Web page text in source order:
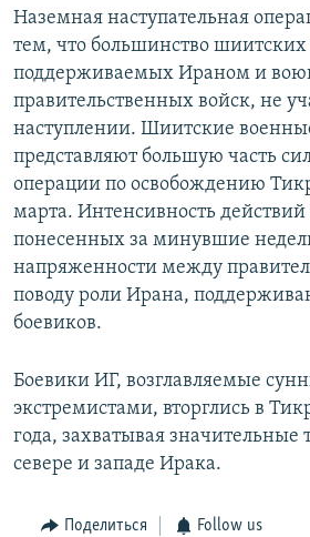
Наземная наступательная
тем, что большинство шиитских
поддерживаемых Ираном и
правительственных войск, не
наступлении. Шиитские
представляют большую часть
операции по освобождению
марта. Интенсивность действий
понесенных за минувшие
напряженности между
поводу роли Ирана,
боевиков.
Боевики ИГ, возглавляемые
экстремистами, вторглись в
года, захватывая значительные
севере и западе Ирака.
Поделиться Follow us